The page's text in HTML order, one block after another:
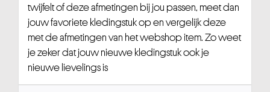
twijfelt of deze afmetingen bij jou passen, meet dan
jouw favoriete kledingstuk op en vergelijk deze
met de afmetingen van het webshop item. Zo weet
je zeker dat jouw nieuwe kledingstuk ook je
nieuwe lievelings is